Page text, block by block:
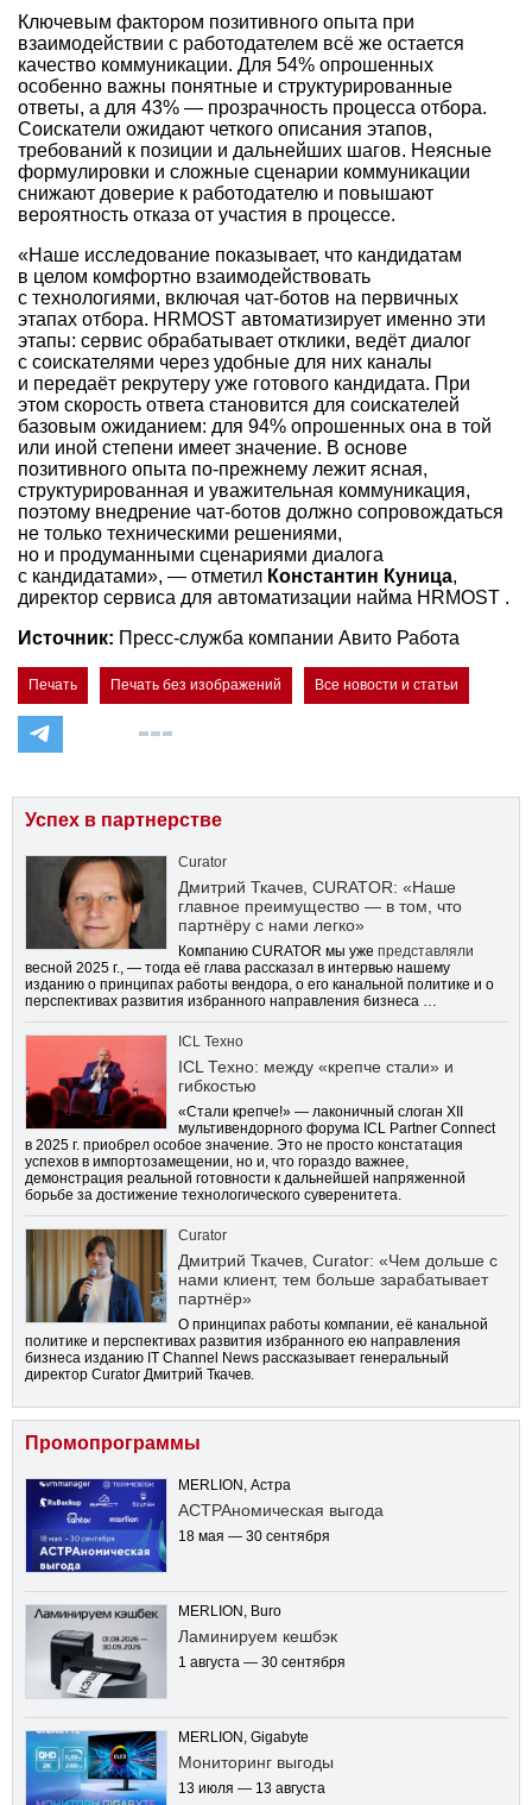
Ключевым фактором позитивного опыта при
взаимодействии с работодателем всё же остается
качество коммуникации. Для 54% опрошенных
особенно важны понятные и структурированные
ответы, а для 43% — прозрачность процесса отбора.
Соискатели ожидают четкого описания этапов,
требований к позиции и дальнейших шагов. Неясные
формулировки и сложные сценарии коммуникации
снижают доверие к работодателю и повышают
вероятность отказа от участия в процессе.
«Наше исследование показывает, что кандидатам
в целом комфортно взаимодействовать
с технологиями, включая чат-ботов на первичных
этапах отбора. HRMOST автоматизирует именно эти
этапы: сервис обрабатывает отклики, ведёт диалог
с соискателями через удобные для них каналы
и передаёт рекрутеру уже готового кандидата. При
этом скорость ответа становится для соискателей
базовым ожиданием: для 94% опрошенных она в той
или иной степени имеет значение. В основе
позитивного опыта по‑прежнему лежит ясная,
структурированная и уважительная коммуникация,
поэтому внедрение чат-ботов должно сопровождаться
не только техническими решениями,
но и продуманными сценариями диалога
с кандидатами», — отметил Константин Куница,
директор сервиса для автоматизации найма HRMOST .
Источник: Пресс-служба компании Авито Работа
Печать Печать без изображений Все новости и статьи
Успех в партнерстве
Curator
Дмитрий Ткачев, CURATOR: «Наше
главное преимущество — в том, что
партнёру с нами легко»
Компанию CURATOR мы уже представляли
весной 2025 г., — тогда её глава рассказал в интервью нашему
изданию о принципах работы вендора, о его канальной политике и о
перспективах развития избранного направления бизнеса …
ICL Техно
ICL Техно: между «крепче стали» и
гибкостью
«Стали крепче!» — лаконичный слоган XII
мультивендорного форума ICL Partner Connect
в 2025 г. приобрел особое значение. Это не просто констатация
успехов в импортозамещении, но и, что гораздо важнее,
демонстрация реальной готовности к дальнейшей напряженной
борьбе за достижение технологического суверенитета.
Curator
Дмитрий Ткачев, Curator: «Чем дольше с
нами клиент, тем больше зарабатывает
партнёр»
О принципах работы компании, её канальной
политике и перспективах развития избранного ею направления
бизнеса изданию IT Channel News рассказывает генеральный
директор Curator Дмитрий Ткачев.
Промопрограммы
MERLION, Астра
АСТРАномическая выгода
18 мая — 30 сентября
MERLION, Buro
Ламинируем кешбэк
1 августа — 30 сентября
MERLION, Gigabyte
Мониторинг выгоды
13 июля — 13 августа